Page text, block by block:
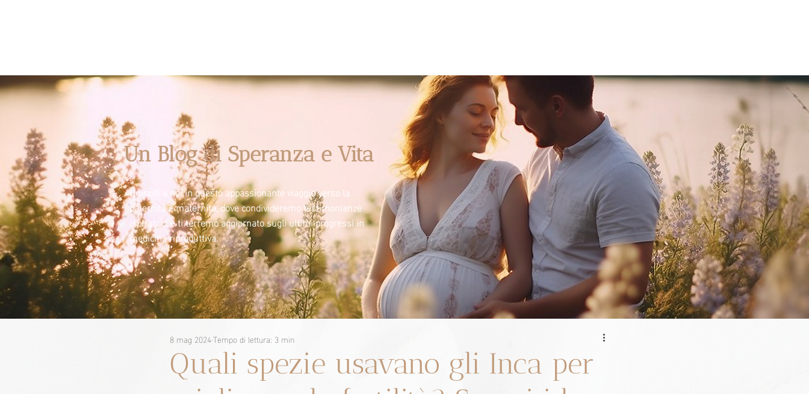
Un Blog di Speranza e Vita
Unisciti a noi in questo appassionante viaggio verso la
paternità e maternità, dove condivideremo testimonianze
ispiratrici e ti terremo aggiornato sugli ultimi progressi in
medicina riproduttiva.
Quali spezie usavano gli Inca per
8 mag 2024Tempo di lettura: 3 min